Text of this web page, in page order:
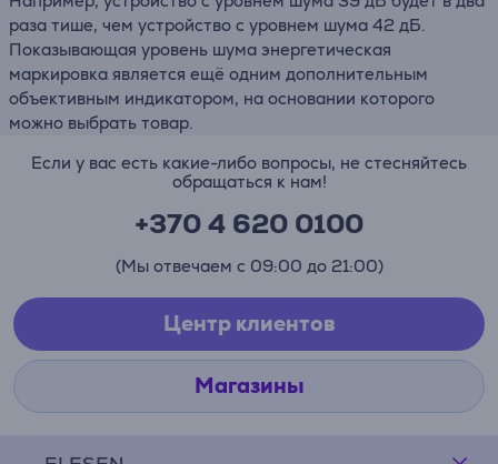
раза тише, чем устройство с уровнем шума 42 дБ.
Показывающая уровень шума энергетическая
маркировка является ещё одним дополнительным
объективным индикатором, на основании которого
можно выбрать товар.
Если у вас есть какие-либо вопросы, не стесняйтесь
обращаться к нам!
+370 4 620 0100
(Мы отвечаем с 09:00 до 21:00)
Центр клиентов
Магазины